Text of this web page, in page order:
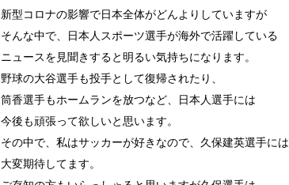
新型コロナの影響で日本全体がどんよりしていますが
そんな中で、日本人スポーツ選手が海外で活躍している
ニュースを見聞きすると明るい気持ちになります。
野球の大谷選手も投手として復帰されたり、
筒香選手もホームランを放つなど、日本人選手には
今後も頑張って欲しいと思います。
その中で、私はサッカーが好きなので、久保建英選手には
大変期待してます。